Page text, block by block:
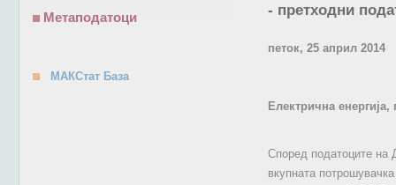
- претходни
петок, 25 април 2014
Електрична
Според податоците на
вкупната
Метаподатоци
МАКСтат База